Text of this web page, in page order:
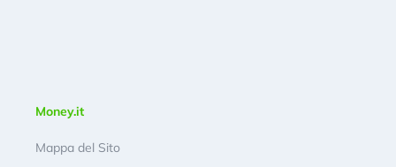
Money.it
Mappa del Sito